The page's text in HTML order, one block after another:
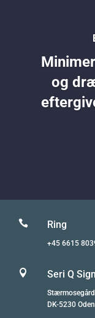
og
 Ring
+45 6615
 Seri Q
DK-5230